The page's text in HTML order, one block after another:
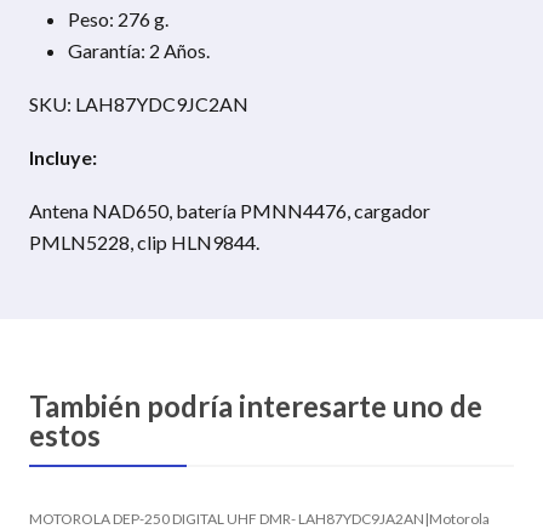
Peso: 276 g.
Garantía: 2 Años.
SKU: LAH87YDC9JC2AN
Incluye:
Antena NAD650, batería PMNN4476, cargador
PMLN5228, clip HLN9844.
También podría interesarte uno de
estos
MOTOROLA DEP-250 DIGITAL UHF DMR- LAH87YDC9JA2AN |Motorola